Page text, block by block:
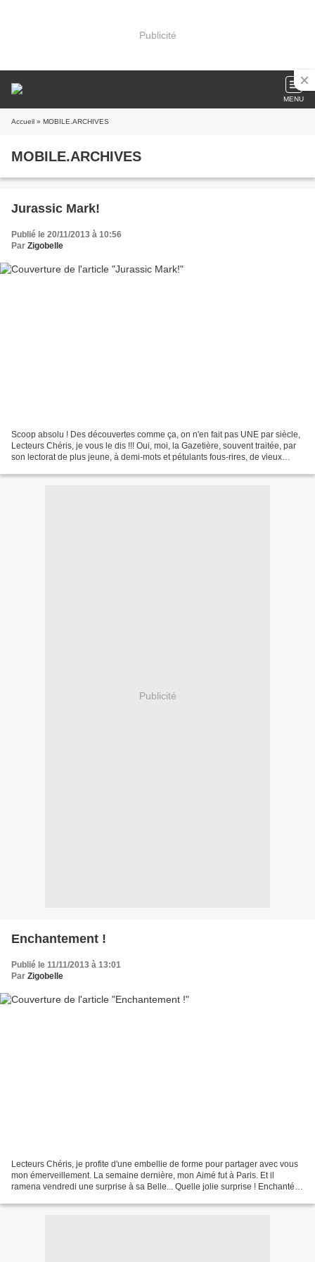
Publicité
MENU
Accueil » MOBILE.ARCHIVES
MOBILE.ARCHIVES
Jurassic Mark!
Publié le 20/11/2013 à 10:56
Par Zigobelle
Scoop absolu ! Des découvertes comme ça, on n'en fait pas UNE par siècle,
Lecteurs Chéris, je vous le dis !!! Oui, moi, la Gazetière, souvent traitée, par
son lectorat de plus jeune, à demi-mots et pétulants fous-rires, de vieux
Publicité
Enchantement !
Publié le 11/11/2013 à 13:01
Par Zigobelle
Lecteurs Chéris, je profite d'une embellie de forme pour partager avec vous
mon émerveillement. La semaine dernière, mon Aimé fut à Paris. Et il
ramena vendredi une surprise à sa Belle... Quelle jolie surprise ! Enchantée,